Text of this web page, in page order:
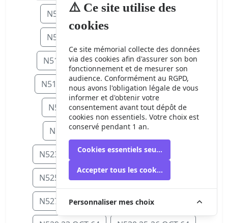
N506 15 SEP 64 N507 16 SEP 64
N508 17 SEP 64
N511 20-21 SEP 64 N512 23 SEP 6
N514 25 SEP 64 N515 27-28 SEP 64
N516 30 SEP 64 N518 5 OCT 64
N519 6 OCT 64 N522 9 OCT 64
N523 11-12 OCT 64 N524 13 OCT 64
N525 15 OCT 64 N526 16-17 OCT 64
N527 17-18 OCT 64 N528 21 OCT 64
⚠️ Ce site utilise des
cookies
Ce site mémorial collecte des données
via des cookies afin d'assurer son bon
fonctionnement et de mesurer son
audience. Conformément au RGPD,
nous avons l'obligation légale de vous
informer et d'obtenir votre
consentement avant tout dépôt de
cookies non essentiels. Votre choix est
conservé pendant 1 an.
Cookies essentiels seulement
Accepter tous les cookies
Personnaliser mes choix